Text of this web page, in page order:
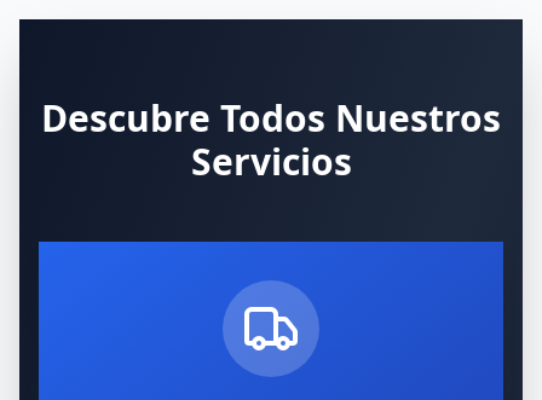
Descubre Todos Nuestros
Servicios